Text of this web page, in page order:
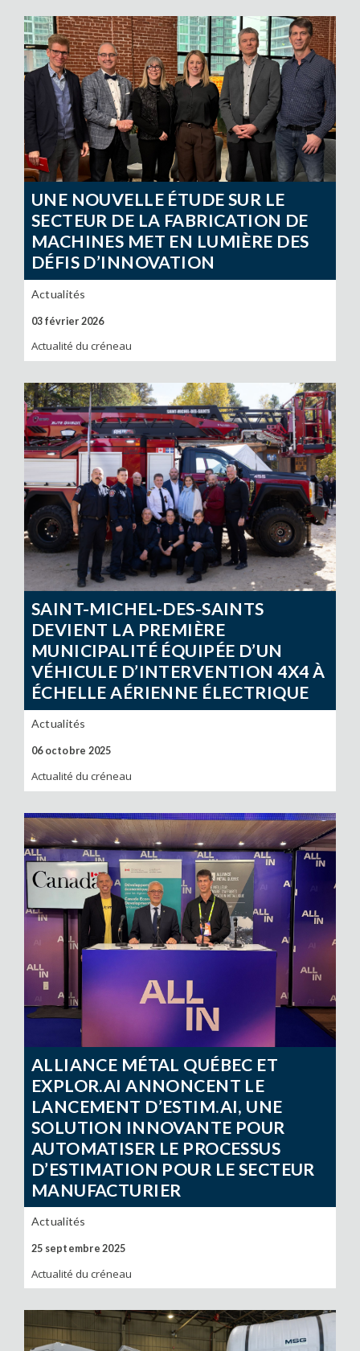
UNE NOUVELLE ÉTUDE SUR LE
SECTEUR DE LA FABRICATION DE
MACHINES MET EN LUMIÈRE DES
DÉFIS D’INNOVATION
Actualités
03 février 2026
Actualité du créneau
SAINT-MICHEL-DES-SAINTS
DEVIENT LA PREMIÈRE
MUNICIPALITÉ ÉQUIPÉE D’UN
VÉHICULE D’INTERVENTION 4X4 À
ÉCHELLE AÉRIENNE ÉLECTRIQUE
Actualités
06 octobre 2025
Actualité du créneau
ALLIANCE MÉTAL QUÉBEC ET
EXPLOR.AI ANNONCENT LE
LANCEMENT D’ESTIM.AI, UNE
SOLUTION INNOVANTE POUR
AUTOMATISER LE PROCESSUS
D’ESTIMATION POUR LE SECTEUR
MANUFACTURIER
Actualités
25 septembre 2025
Actualité du créneau